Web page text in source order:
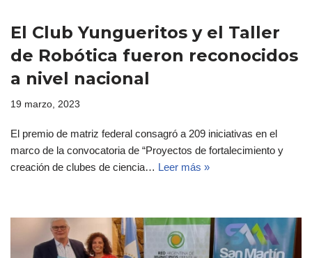
El Club Yungueritos y el Taller
de Robótica fueron reconocidos
a nivel nacional
19 marzo, 2023
El premio de matriz federal consagró a 209 iniciativas en el
marco de la convocatoria de “Proyectos de fortalecimiento y
creación de clubes de ciencia… Leer más »